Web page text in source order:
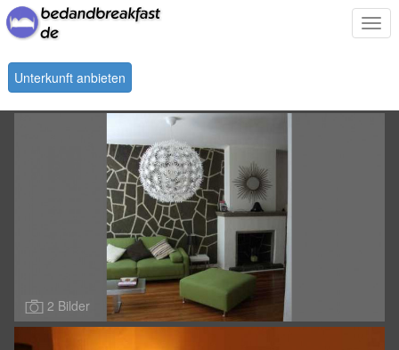
Unterkunft anbieten
2 Bilder